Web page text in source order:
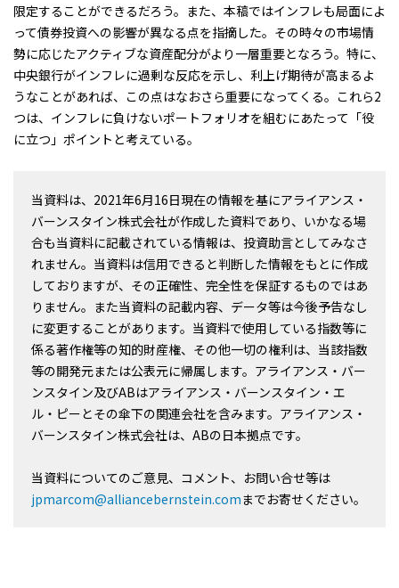
限定することができるだろう。また、本稿ではインフレも局面によ
って債券投資への影響が異なる点を指摘した。その時々の市場情
勢に応じたアクティブな資産配分がより一層重要となろう。特に、
中央銀行がインフレに過剰な反応を示し、利上げ期待が高まるよ
うなことがあれば、この点はなおさら重要になってくる。これら2
つは、インフレに負けないポートフォリオを組むにあたって「役
に立つ」ポイントと考えている。
当資料は、2021年6月16日現在の情報を基にアライアンス・
バーンスタイン株式会社が作成した資料であり、いかなる場
合も当資料に記載されている情報は、投資助言としてみなさ
れません。当資料は信用できると判断した情報をもとに作成
しておりますが、その正確性、完全性を保証するものではあ
りません。また当資料の記載内容、データ等は今後予告なし
に変更することがあります。当資料で使用している指数等に
係る著作権等の知的財産権、その他一切の権利は、当該指数
等の開発元または公表元に帰属します。アライアンス・バー
ンスタイン及びABはアライアンス・バーンスタイン・エ
ル・ピーとその傘下の関連会社を含みます。アライアンス・
バーンスタイン株式会社は、ABの日本拠点です。
当資料についてのご意見、コメント、お問い合せ等は
jpmarcom@alliancebernstein.comまでお寄せください。